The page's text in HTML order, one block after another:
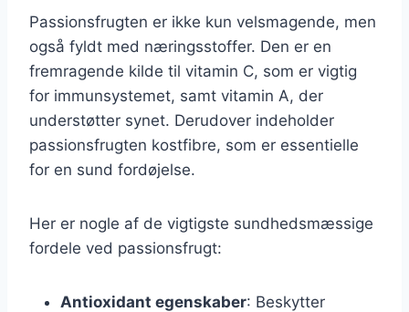
Passionsfrugten er ikke kun velsmagende, men
også fyldt med næringsstoffer. Den er en
fremragende kilde til vitamin C, som er vigtig
for immunsystemet, samt vitamin A, der
understøtter synet. Derudover indeholder
passionsfrugten kostfibre, som er essentielle
for en sund fordøjelse.
Her er nogle af de vigtigste sundhedsmæssige
fordele ved passionsfrugt:
Antioxidant egenskaber: Beskytter